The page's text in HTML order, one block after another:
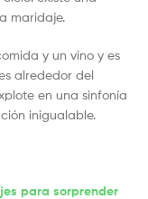
maridaje.
y un vino y es
alrededor del
en una sinfonía
inigualable.
para sorprender